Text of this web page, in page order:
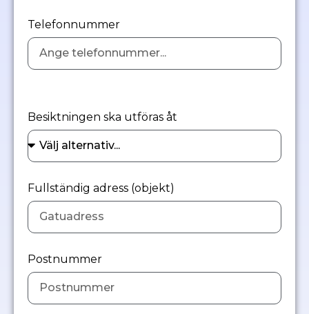
Telefonnummer
Besiktningen ska utföras åt
Fullständig adress (objekt)
Postnummer